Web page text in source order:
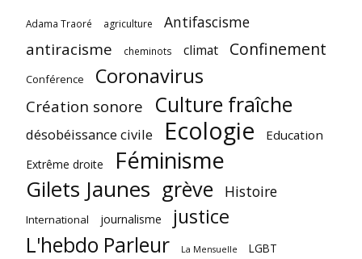
Adama Traoré agriculture Antifascisme
antiracisme cheminots climat Confinement
Conférence Coronavirus
Création sonore Culture fraîche
désobéissance civile Ecologie Education
Extrême droite Féminisme
Gilets Jaunes grève Histoire
International journalisme justice
L'hebdo Parleur La Mensuelle
LGBT